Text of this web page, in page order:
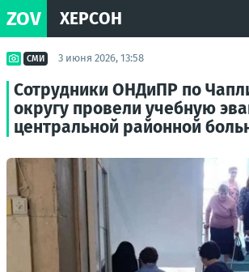
ZOV ХЕРСОН
СМИ 3 июня 2026, 13:58
Сотрудники ОНДиПР по
округу провели учебную
центральной районной